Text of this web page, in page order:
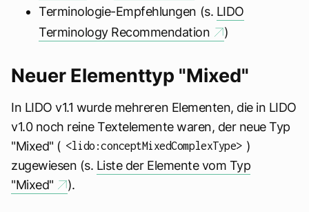
Terminologie-Empfehlungen (s. LIDO
Terminology Recommendation
)
Neuer Elementtyp "Mixed"
In LIDO v1.1 wurde mehreren Elementen, die in LIDO
v1.0 noch reine Textelemente waren, der neue Typ
"Mixed" ( <lido:conceptMixedComplexType> )
zugewiesen (s. Liste der Elemente vom Typ
"Mixed"
).